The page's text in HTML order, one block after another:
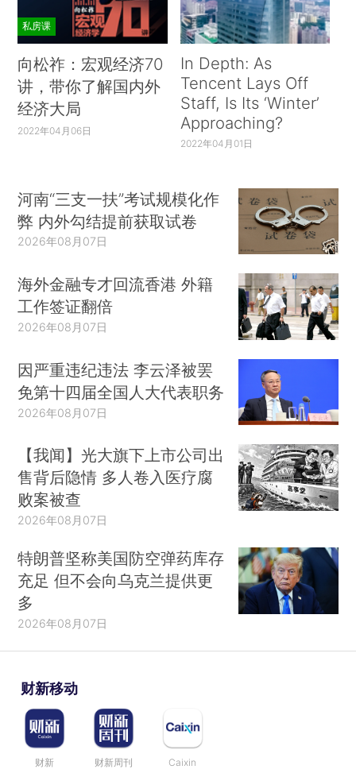
私房课
向松祚：宏观经济70
讲，带你了解国内外
经济大局
2022年04月06日
In Depth: As
Tencent Lays Off
Staff, Is Its ‘Winter’
Approaching?
2022年04月01日
河南“三支一扶”考试规模化作
弊 内外勾结提前获取试卷
2026年08月07日
海外金融专才回流香港 外籍
工作签证翻倍
2026年08月07日
因严重违纪违法 李云泽被罢
免第十四届全国人大代表职务
2026年08月07日
【我闻】光大旗下上市公司出
售背后隐情 多人卷入医疗腐
败案被查
2026年08月07日
特朗普坚称美国防空弹药库存
充足 但不会向乌克兰提供更
多
2026年08月07日
财新移动
财新 财新周刊 Caixin